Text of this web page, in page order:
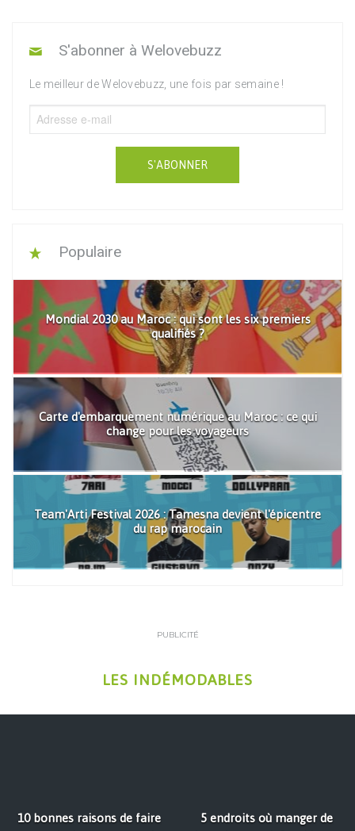
S'abonner à Welovebuzz
Le meilleur de Welovebuzz, une fois par semaine !
S'ABONNER
Populaire
Mondial 2030 au Maroc : qui sont les six premiers
qualifiés ?
Carte d'embarquement numérique au Maroc : ce qui
change pour les voyageurs
Team'Arti Festival 2026 : Tamesna devient l'épicentre
du rap marocain
PUBLICITÉ
LES INDÉMODABLES
10 bonnes raisons de faire
5 endroits où manger de